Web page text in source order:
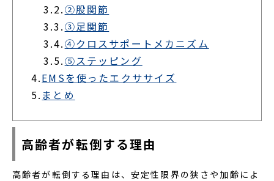
3.2.②股関節
3.3.③足関節
3.4.④クロスサポートメカニズム
3.5.⑤ステッピング
4.EMSを使ったエクササイズ
5. まとめ
高齢者が転倒する理由
高齢者が転倒する理由は、安定性限界の狭さや加齢によ